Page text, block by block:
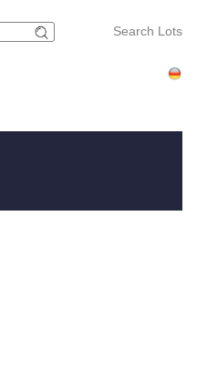
Search Lots